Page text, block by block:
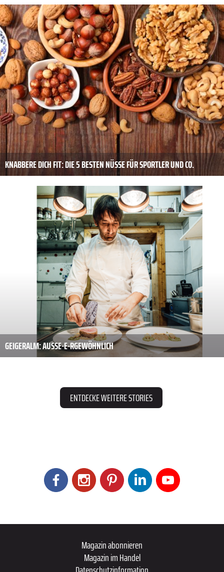
KNABBERE DICH FIT: DIE 5 BESTEN NÜSSE FÜR SPORTLER UND CO.
GEIGERALM: AUSSE-E-R­GEWÖHNLICH
ENTDECKE WEITERE STORIES
Magazin abonnieren
Magazin im Handel